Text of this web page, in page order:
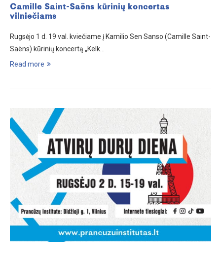
Camille Saint-Saëns kūrinių koncertas
vilniečiams
Rugsėjo 1 d. 19 val. kviečiame į Kamilio Sen Sanso (Camille Saint-
Saëns) kūrinių koncertą „Kelk…
Read more